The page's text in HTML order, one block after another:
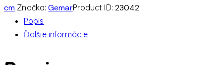
cm Značka:GemarProduct ID: 23042
Popis
Ďalšie informácie